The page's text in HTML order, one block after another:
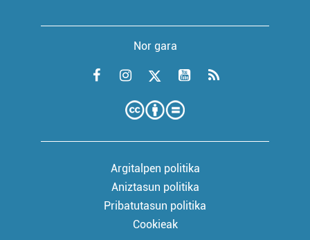
Nor gara
Argitalpen politika
Aniztasun politika
Pribatutasun politika
Cookieak